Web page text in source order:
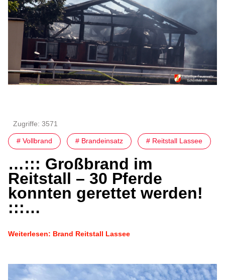
Zugriffe: 3571
# Vollbrand # Brandeinsatz # Reitstall Lassee
…::: Großbrand im
Reitstall – 30 Pferde
konnten gerettet werden!
:::…
Weiterlesen: Brand Reitstall Lassee